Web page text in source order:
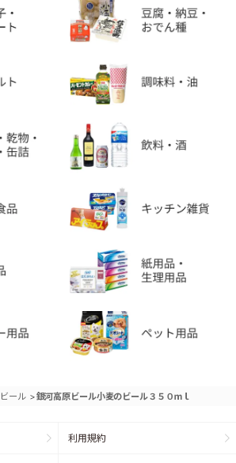
ビール >銀河高原ビール小麦のビール３５０ｍｌ
利用規約